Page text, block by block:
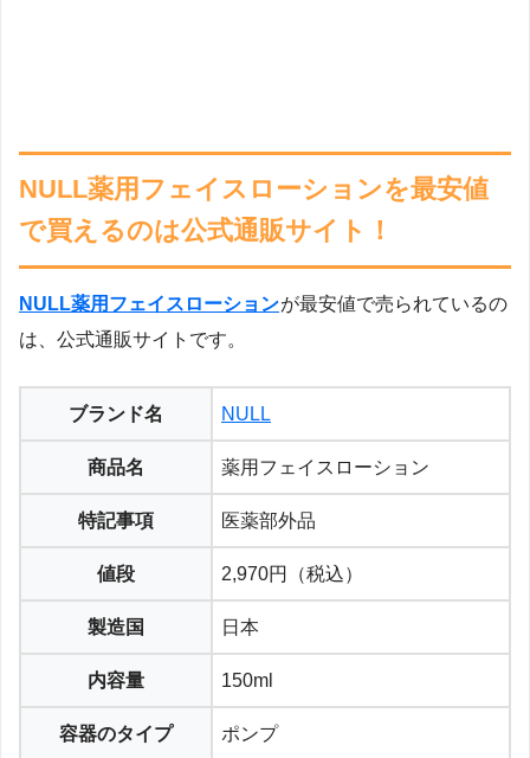
NULL薬用フェイスローションを最安値
で買えるのは公式通販サイト！
NULL薬用フェイスローションが最安値で売られているの
は、公式通販サイトです。
ブランド名 NULL
商品名 薬用フェイスローション
特記事項 医薬部外品
値段 2,970円（税込）
製造国 日本
内容量 150ml
容器のタイプ ポンプ